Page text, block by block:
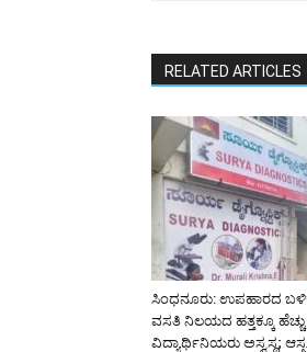
RELATED ARTICLES
ಸಿಂಧನೂರು: ಉಪಹಾರದ
ವಸತಿ ನಿಲಯದ ಹತ್ತಕ್ಕೂ ಹೆಚ್ಚು
ವಿದ್ಯಾರ್ಥಿನಿಯರು ಅಸ್ವಸ್ಥ;